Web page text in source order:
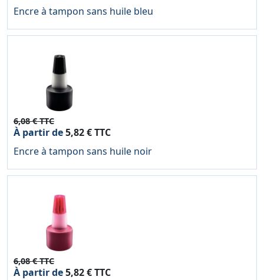
Encre à tampon sans huile bleu
6,08 € TTC
À partir de5,82 € TTC
Encre à tampon sans huile noir
6,08 € TTC
À partir de5,82 € TTC